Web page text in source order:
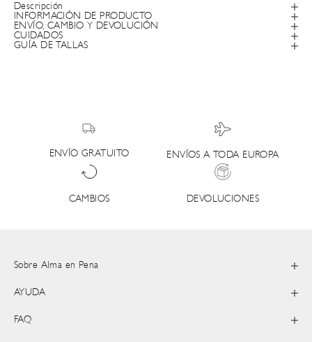
Descripción
INFORMACIÓN DE PRODUCTO
ENVÍO, CAMBIO Y DEVOLUCIÓN
CUIDADOS
GUÍA DE TALLAS
ENVÍO GRATUITO ENVÍOS A TODA EUROPA
CAMBIOS DEVOLUCIONES
Sobre Alma en Pena
AYUDA
FAQ